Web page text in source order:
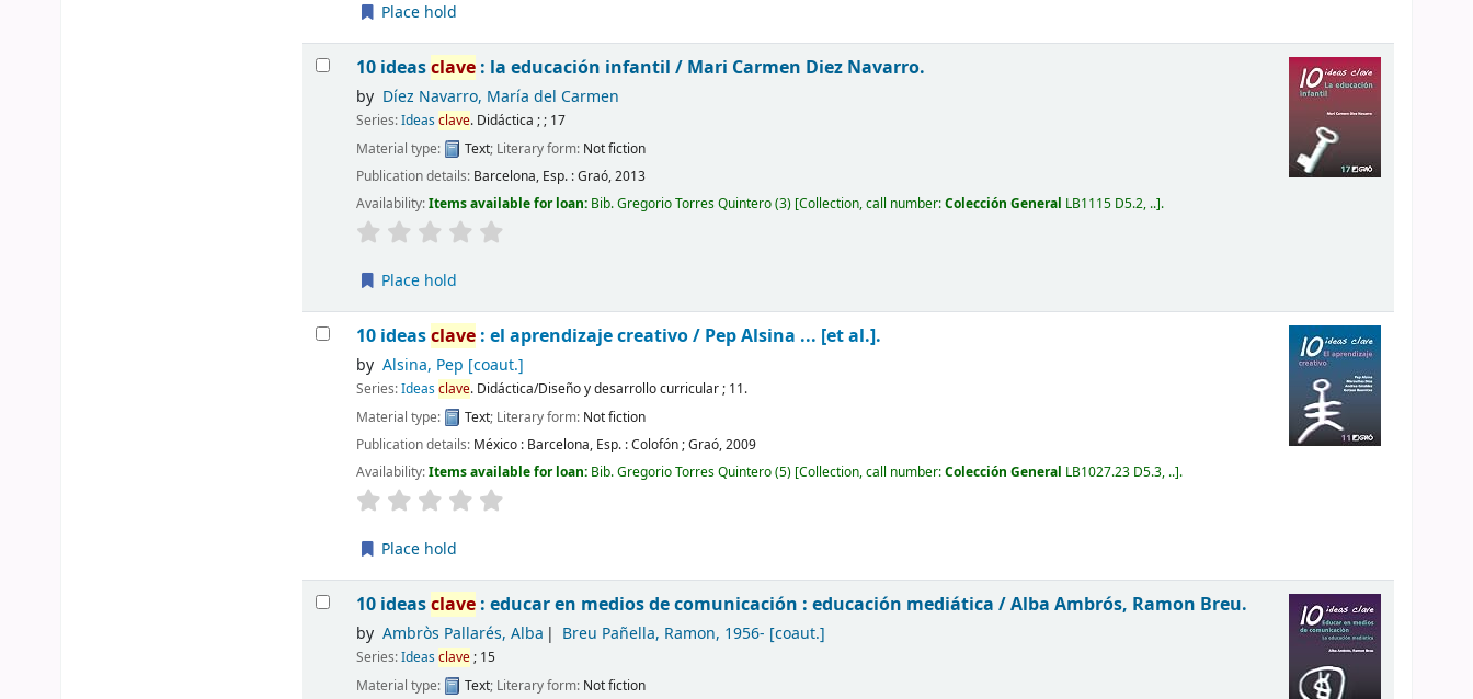
Place hold
10 ideasclave : la educación infantil / Mari Carmen Diez Navarro.
by Díez Navarro, María del Carmen
Series:Ideasclave. Didáctica ; ; 17
Material type:
Text; Literary form: Not fiction
Publication details: Barcelona, Esp. :Graó,2013
Availability:Items available for loan: Bib. Gregorio Torres Quintero(3) Collection, call number:Colección General LB1115 D5.2, .. .
Place hold
10 ideasclave : el aprendizaje creativo / Pep Alsina ... [et al.].
by Alsina, Pep [coaut.]
Series:Ideasclave. Didáctica/Diseño y desarrollo curricular ; 11.
Material type:
Text; Literary form: Not fiction
Publication details: México : Barcelona, Esp. :Colofón ; Graó,2009
Availability:Items available for loan: Bib. Gregorio Torres Quintero(5) Collection, call number:Colección General LB1027.23 D5.3, .. .
Place hold
10 ideasclave : educar en medios de comunicación : educación mediática /Alba Ambrós, Ramon Breu.
by Ambròs Pallarés, Alba Breu Pañella, Ramon, 1956- [coaut.]
Series:Ideasclave; 15
Material type:
Text; Literary form: Not fiction